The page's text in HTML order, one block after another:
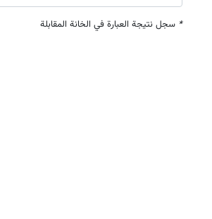
* سجل نتيجة العبارة في الخانة المقابلة